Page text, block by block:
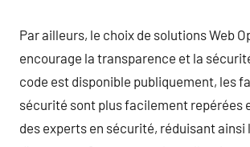
Par ailleurs, le choix de solutions Web
encourage la transparence et la
code est disponible publiquement, les
sécurité sont plus facilement repérées
des experts en sécurité, réduisant ainsi